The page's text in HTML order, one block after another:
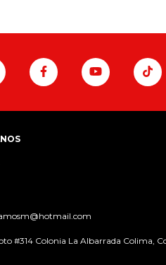
#314 Colonia La Albarrada Colima,